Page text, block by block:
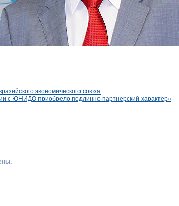
экономического союза
с ЮНИДО приобрело подлинно партнерский характер»